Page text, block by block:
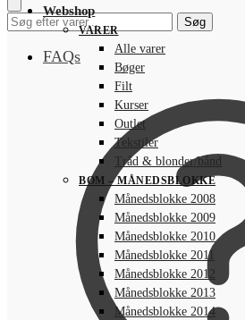
Søg
Søg
FAQs
Webshop
VARER
Alle varer
Bøger
Filt
Kurser
Outlet
Tekstiler
Tråd & blonder/bånd
BOM – MÅNEDSBLOKKE
Månedsblokke 2008
Månedsblokke 2009
Månedsblokke 2010
Månedsblokke 2011
Månedsblokke 2012
Månedsblokke 2013
Månedsblokke 2014